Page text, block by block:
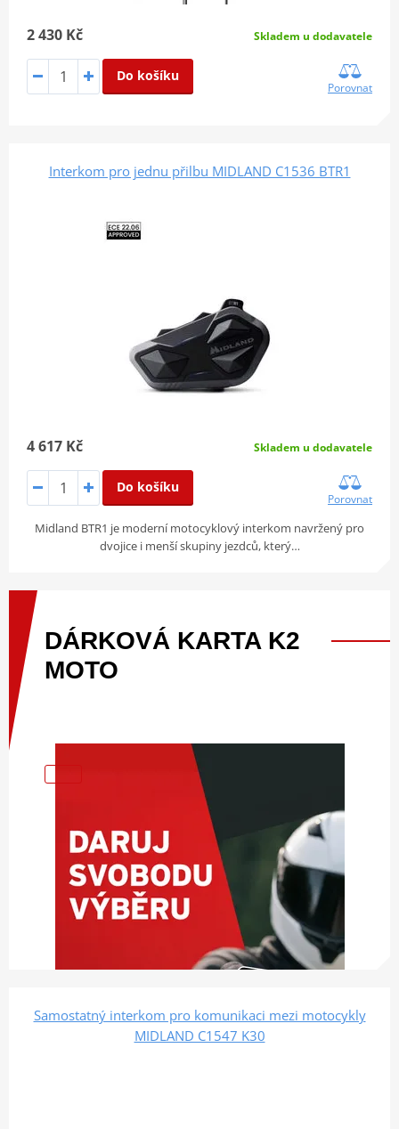
2 430 Kč Skladem u dodavatele
Do košíku
Porovnat
Interkom pro jednu přilbu MIDLAND C1536 BTR1
4 617 Kč Skladem u dodavatele
Do košíku
Porovnat
Midland BTR1 je moderní motocyklový interkom navržený pro
dvojice i menší skupiny jezdců, který…
DÁRKOVÁ KARTA K2
MOTO
Samostatný interkom pro komunikaci mezi motocykly
MIDLAND C1547 K30